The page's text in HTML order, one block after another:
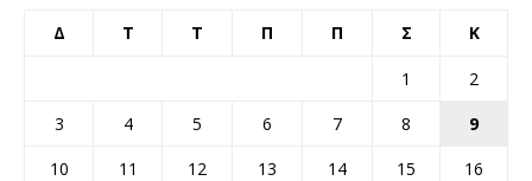
Δ Τ Τ Π Π Σ Κ
1
2
3
4 5 6 7 8
9
10
11 12 13 14 15
16